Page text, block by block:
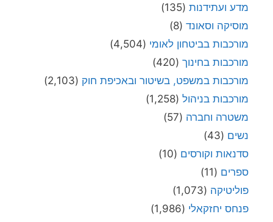
מדע ועתידנות (135)
מוסיקה וסאונד (8)
מורכבות בביטחון לאומי (4,504)
מורכבות בחינוך (420)
מורכבות במשפט, בשיטור ובאכיפת חוק (2,103)
מורכבות בניהול (1,258)
משטרה וחברה (57)
נשים (43)
סדנאות וקורסים (10)
ספרים (11)
פוליטיקה (1,073)
פנחס יחזקאלי (1,986)